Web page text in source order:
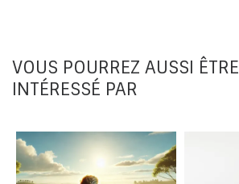
VOUS POURREZ AUSSI ÊTRE
INTÉRESSÉ PAR